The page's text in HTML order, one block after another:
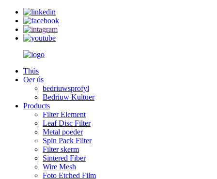
Thús
Oer ús
bedriuwsprofyl
Bedriuw Kultuer
Products
Filter Element
Leaf Disc Filter
Metal poeder
Spin Pack Filter
Filter skerm
Sintered Fiber
Wire Mesh
Foto Etched Film